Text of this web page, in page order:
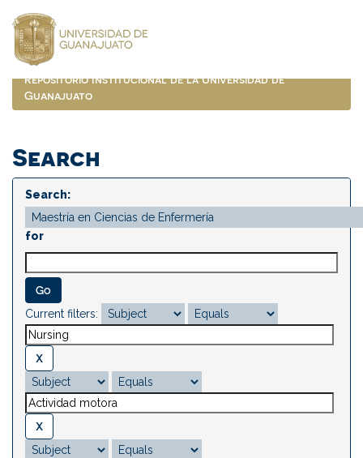
navigation
Repositorio Institucional de la Universidad de
Guanajuato
Search
Search:
for
Current filters: